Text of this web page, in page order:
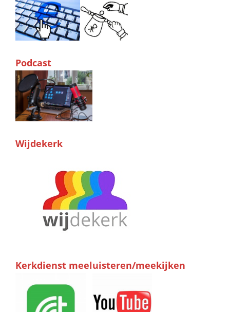
Podcast
Wijdekerk
Kerkdienst meeluisteren/meekijken